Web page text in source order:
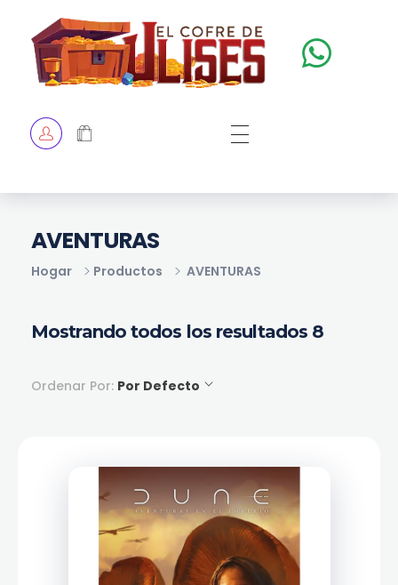
TIENDA
Hogar Productos AVENTURAS
AVENTURAS
Mostrando todos los resultados 8
Ordenar Por: Por Defecto